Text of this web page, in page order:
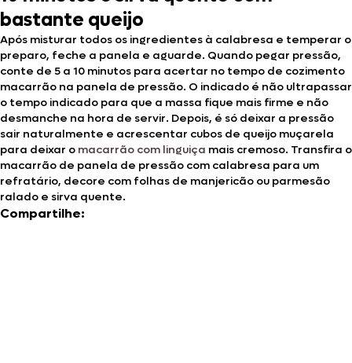
bastante queijo
Após misturar todos os ingredientes à calabresa e temperar o
preparo, feche a panela e aguarde. Quando pegar pressão,
conte de 5 a 10 minutos para acertar no tempo de cozimento
macarrão na panela de pressão. O indicado é não ultrapassar
o tempo indicado para que a massa fique mais firme e não
desmanche na hora de servir. Depois, é só deixar a pressão
sair naturalmente e acrescentar cubos de queijo muçarela
para deixar o macarrão com linguiça mais cremoso. Transfira o
macarrão de panela de pressão com calabresa para um
refratário, decore com folhas de manjericão ou parmesão
ralado e sirva quente.
Compartilhe: